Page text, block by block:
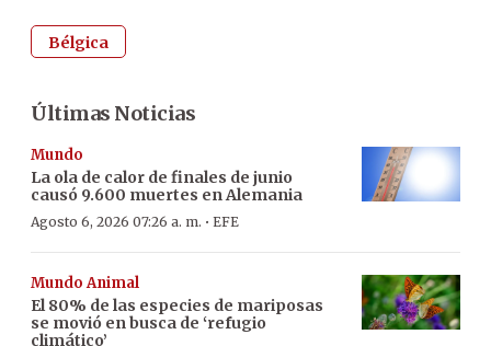
Bélgica
Últimas Noticias
Mundo
La ola de calor de finales de junio
causó 9.600 muertes en Alemania
Agosto 6, 2026 07:26 a. m. · EFE
Mundo Animal
El 80% de las especies de mariposas
se movió en busca de ‘refugio
climático’